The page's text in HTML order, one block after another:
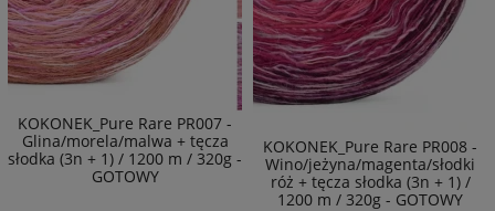
KOKONEK_Pure Rare PR007 -
Glina/morela/malwa + tęcza
słodka (3n + 1) / 1200 m / 320g -
GOTOWY
KOKONEK_Pure Rare PR008 -
Wino/jeżyna/magenta/słodki
róż + tęcza słodka (3n + 1) /
1200 m / 320g - GOTOWY